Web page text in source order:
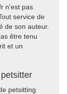
n'est pas
service de
de son auteur.
être tenu
et un
petsitting